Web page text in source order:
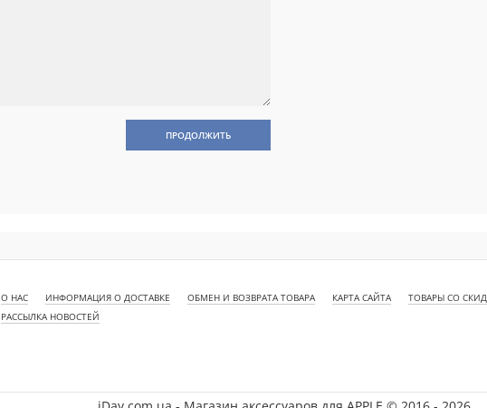
ПРОДОЛЖИТЬ
О НАС ИНФОРМАЦИЯ О ДОСТАВКЕ ОБМЕН И ВОЗВРАТА ТОВАРА КАРТА САЙТА
ТОВАРЫ СО
РАССЫЛКА НОВОСТЕЙ